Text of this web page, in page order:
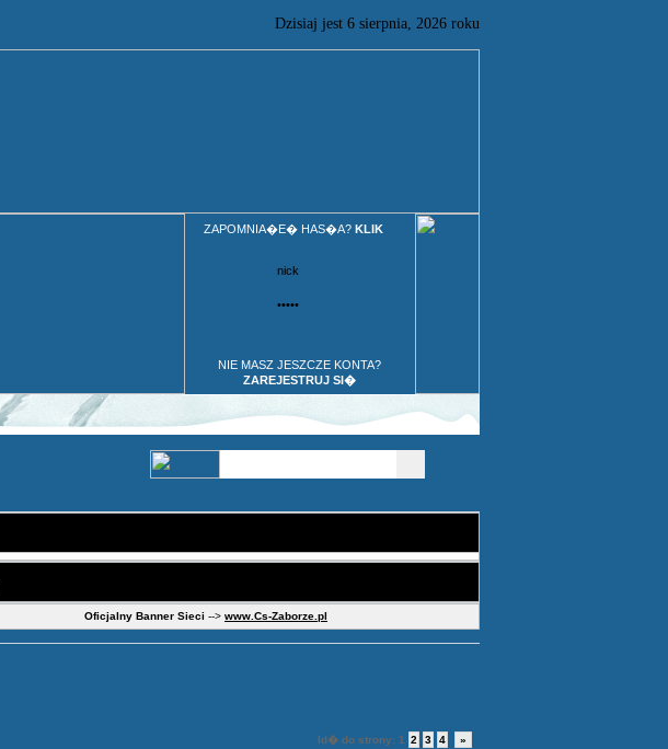
Dzisiaj jest 6 sierpnia, 2026 roku
ZAPOMNIA�E� HAS�A? KLIK
NIE MASZ JESZCZE KONTA?
ZAREJESTRUJ SI�
Oficjalny Banner Sieci --> www.Cs-Zaborze.pl
Id� do strony: 1 2 3 4
»